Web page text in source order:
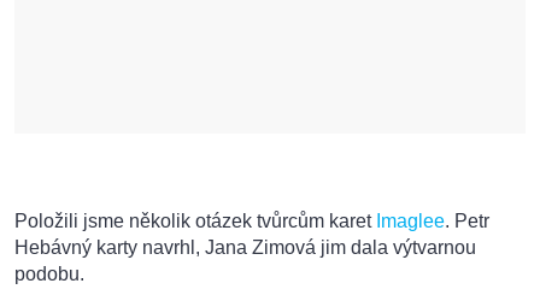
Položili jsme několik otázek tvůrcům karet Imaglee. Petr
Hebávný karty navrhl, Jana Zimová jim dala výtvarnou
podobu.